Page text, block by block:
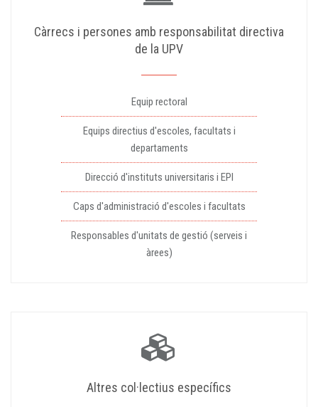
Càrrecs i persones amb responsabilitat directiva
de la UPV
Equip rectoral
Equips directius d'escoles, facultats i
departaments
Direcció d'instituts universitaris i EPI
Caps d'administració d'escoles i facultats
Responsables d'unitats de gestió (serveis i
àrees)
Altres col·lectius específics